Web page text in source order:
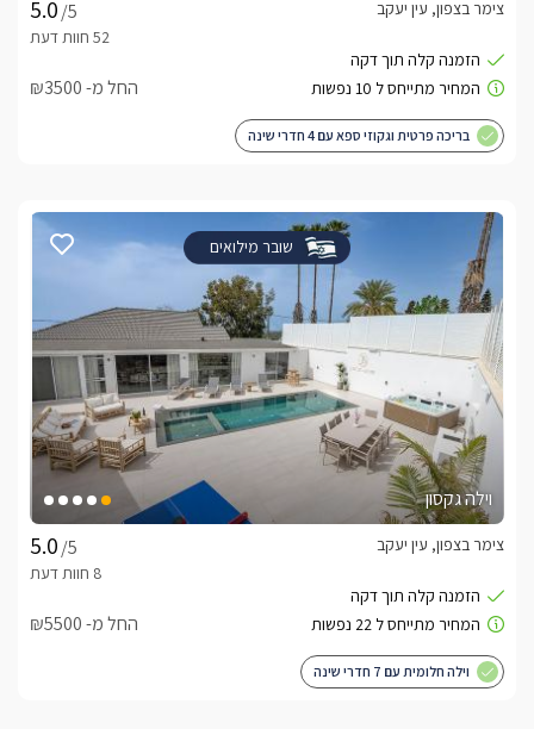
/5
צימר בצפון, עין יעקב
החל מ- ₪3500
בריכה פרטית וגקוזי ספא עם 4 חדרי שינה
שובר מילואים
וילה גקסון
/5
צימר בצפון, עין יעקב
החל מ- ₪5500
וילה חלומית עם 7 חדרי שינה